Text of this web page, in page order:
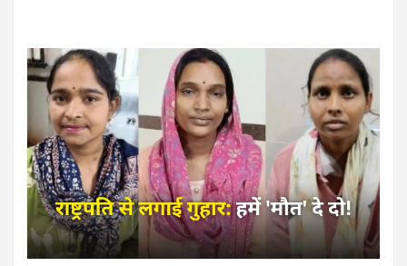
ऑटोमोबाइल देश
देशभर में कार खरीदारों की बढ़ी तादाद,
कंपनी ने कितनी कार और कितनी बाइक
बेची…
December 10, 2024 Daily24 Writer